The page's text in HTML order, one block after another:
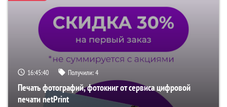
16:45:39 Получили:4
Печать фотографий, фотокниг от сервиса цифровой
печати netPrint